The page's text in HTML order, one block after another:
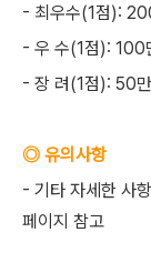
- 최우수(1점):
- 우 수(1점): 100
- 장 려(1점): 50
◎ 유의사항
- 기타 자세한 사
페이지 참고